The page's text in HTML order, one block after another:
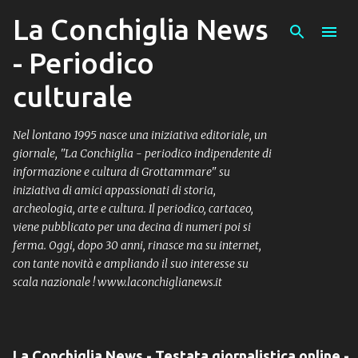
Passa ai contenuti principali
La Conchiglia News
- Periodico
culturale
Nel lontano 1995 nasce una iniziativa editoriale, un
giornale, "La Conchiglia - periodico indipendente di
informazione e cultura di Grottammare" su
iniziativa di amici appassionati di storia,
archeologia, arte e cultura. Il periodico, cartaceo,
viene pubblicato per una decina di numeri poi si
ferma. Oggi, dopo 30 anni, rinasce ma su internet,
con tante novità e ampliando il suo interesse su
scala nazionale ! www.laconchiglianews.it